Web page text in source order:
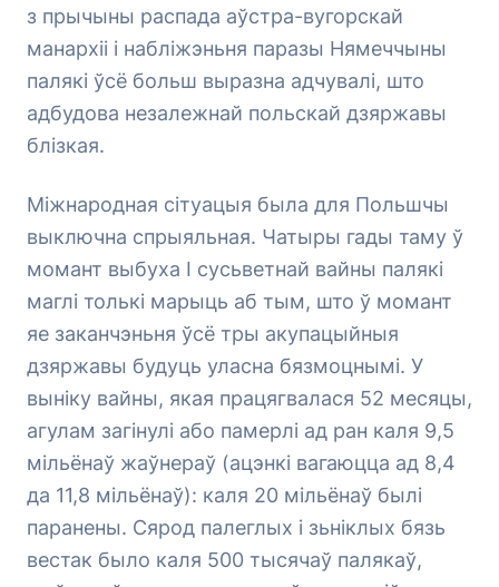
з прычыны распада аўстра-вугорскай
манархіі і набліжэньня паразы Нямеччыны
палякі ўсё больш выразна адчувалі, што
адбудова незалежнай польскай дзяржавы
блізкая.
Міжнародная сітуацыя была для Польшчы
выключна спрыяльная. Чатыры гады таму ў
момант выбуха І сусьветнай вайны палякі
маглі толькі марыць аб тым, што ў момант
яе заканчэньня ўсё тры акупацыйныя
дзяржавы будуць уласна бязмоцнымі. У
выніку вайны, якая працягвалася 52 месяцы,
агулам загінулі або памерлі ад ран каля 9,5
мільёнаў жаўнераў (ацэнкі вагаюцца ад 8,4
да 11,8 мільёнаў): каля 20 мільёнаў былі
паранены. Сярод палеглых і зьніклых бязь
вестак было каля 500 тысячаў палякаў,